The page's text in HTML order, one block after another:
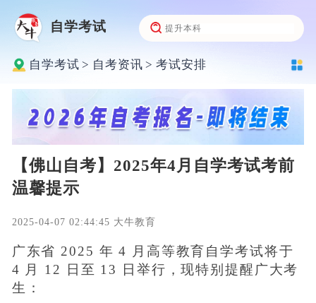
自学考试
自学考试 > 自考资讯 > 考试安排
【佛山自考】2025年4月自学考试考前
温馨提示
2025-04-07 02:44:45 大牛教育
广东省 2025 年 4 月高等教育自学考试将于
4 月 12 日至 13 日举行，现特别提醒广大考
生：